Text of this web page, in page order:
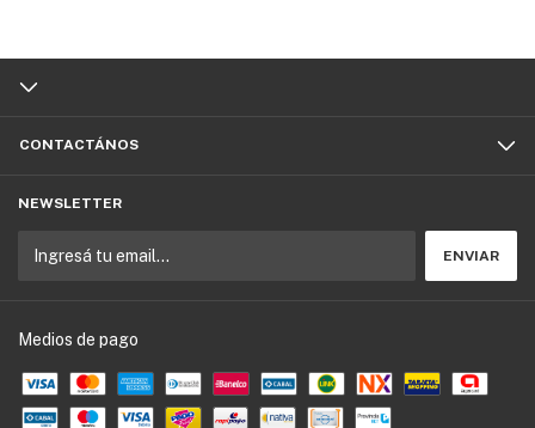
CONTACTÁNOS
NEWSLETTER
Medios de pago